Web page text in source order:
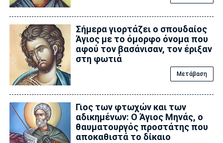
Σήμερα γιορτάζει ο σπουδαίος
Άγιος με το όμορφο όνομα που
αφού τον βασάνισαν, τον έριξαν
στη φωτιά
Μετάβαση
Γιος των φτωχών και των
αδικημένων: Ο Άγιος Μηνάς, ο
θαυματουργός προστάτης που
αποκαθιστά το δίκαιο